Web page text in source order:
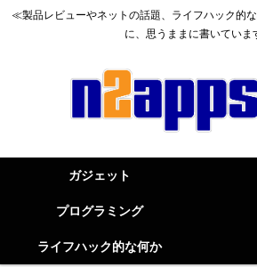
≪製品レビューやネットの話題、ライフハック的
に、思うままに書いていま
ガジェット
プログラミング
ライフハック的な何か